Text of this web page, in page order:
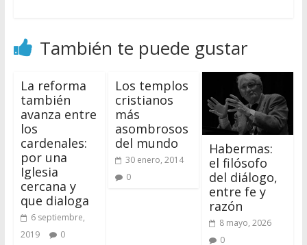
También te puede gustar
La reforma
también
avanza entre
los
cardenales:
por una
Iglesia
cercana y
que dialoga
6 septiembre,
2019
0
Los templos
cristianos
más
asombrosos
del mundo
30 enero, 2014
0
Habermas:
el filósofo
del diálogo,
entre fe y
razón
8 mayo, 2026
0